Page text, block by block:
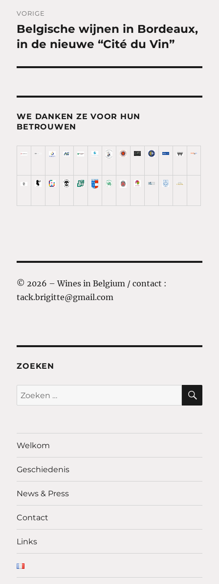
navigation
VORIGE
Vorig
bericht:
Belgische wijnen in Bordeaux,
in de nieuwe “Cité du Vin”
WE DANKEN ZE VOOR HUN
BETROUWEN
© 2026 – Wines in Belgium / contact :
tack.brigitte@gmail.com
ZOEKEN
Zoeken
naar:
Welkom
Geschiedenis
News & Press
Contact
Links